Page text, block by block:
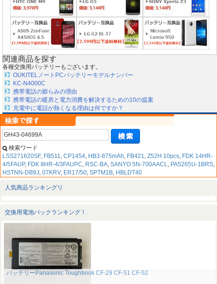
関連商品を探す
各種交換用バッテリーもございます。
OUKITELノートPCバッテリーモデルナンバー
KC-N4000C
携帯電話の膨らみの理由
携帯電話の暖房と電力消費を解決するための10の提案
充電中に電話が熱くなる理由は何ですか？
検索ワード
LSS271620SF, FB511, CP1454, HB3-875mAh, FB421, Z52H 10pcs, FDK 14HR-
4/5FAUP, FDK 8HR-4/3FAUPC, RSC-BA, SANYO 5N-700AACL, PA5265U-1BRS,
HSTNN-DB9J, 07KRV, ER17/50, SPTM1B, HBLDT40
人気商品ランキングリ
交換用電池パックランキング！
バッテリーPanasonic Toughbook CF-29 CF-51 CF-52